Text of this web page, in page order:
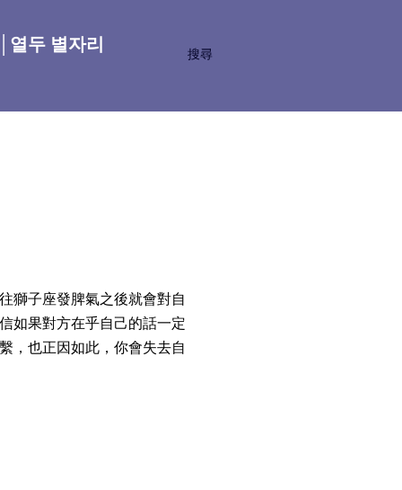
搜尋
열두 별자리
子座發脾氣之後就會對自
如果對方在乎自己的話一定
，也正因如此，你會失去自